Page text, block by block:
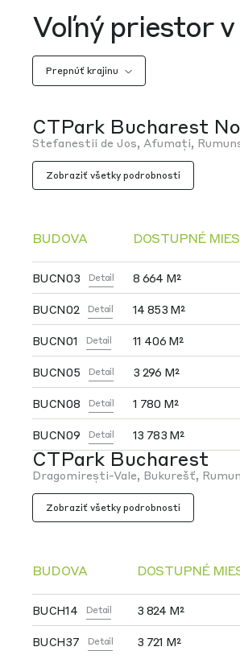
Voľný priestor
Prepnúť krajinu
CTPark Bucharest
Stefanestii de Jos, Afumați,
Zobraziť všetky podrobnosti
BUDOVA DOSTUPNÉ
BUCN03 Detail 8 664 M²
BUCN02 Detail 14 853 M²
BUCN01 Detail 11 406 M²
BUCN05 Detail 3 296 M²
BUCN08 Detail 1 780 M²
BUCN09 Detail 13 783 M²
CTPark Bucharest
Dragomirești-Vale, Bukurešť,
Zobraziť všetky podrobnosti
BUDOVA DOSTUPNÉ
BUCH14 Detail 3 824 M²
BUCH37 Detail 3 721 M²